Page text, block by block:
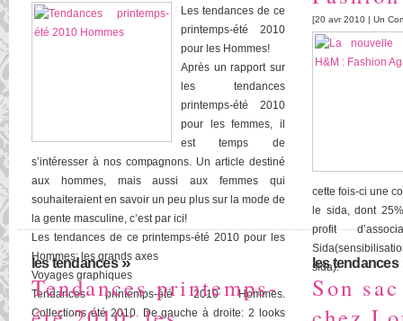
Les tendances de ce
printemps-été 2010
pour les Hommes!
Après un rapport sur
les tendances
printemps-été 2010
pour les femmes, il
est temps de
s’intéresser à nos compagnons. Un article destiné
aux hommes, mais aussi aux femmes qui
souhaiteraient en savoir un peu plus sur la mode de
la gente masculine, c’est par ici!
Les tendances de ce printemps-été 2010 pour les
Hommes: les grands axes
Voyages graphiques
Tendances printemps-été 2010 Hommes.
Collections été 2010. De gauche à droite: 2 looks
[20 avr 2010 | Un
cette fois-ci une
le sida, dont
profit
sida).
les tendances»
Tendances printemps-
les tendances
Son